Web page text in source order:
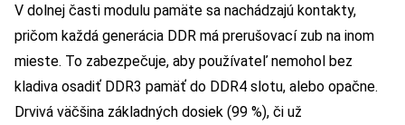
V dolnej časti modulu pamäte sa nachádzajú kontakty,
pričom každá generácia DDR má prerušovací zub na inom
mieste. To zabezpečuje, aby používateľ nemohol bez
kladiva osadiť DDR3 pamäť do DDR4 slotu, alebo opačne.
Drvivá väčšina základných dosiek (99 %), či už